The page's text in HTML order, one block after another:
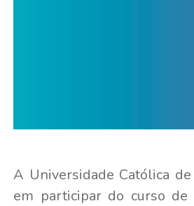
A Universidade Católica
em participar do curso de